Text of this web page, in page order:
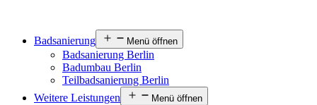
Badsanierung Menü öffnen
Badsanierung Berlin
Badumbau Berlin
Teilbadsanierung Berlin
Weitere Leistungen
Menü öffnen